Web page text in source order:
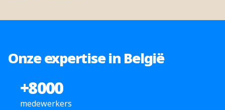
Onze expertise in België
+8000
medewerkers